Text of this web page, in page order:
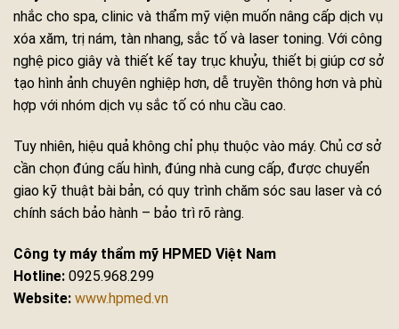
nhắc cho spa, clinic và thẩm mỹ viện muốn nâng cấp dịch vụ
xóa xăm, trị nám, tàn nhang, sắc tố và laser toning. Với công
nghệ pico giây và thiết kế tay trục khuỷu, thiết bị giúp cơ sở
tạo hình ảnh chuyên nghiệp hơn, dễ truyền thông hơn và phù
hợp với nhóm dịch vụ sắc tố có nhu cầu cao.
Tuy nhiên, hiệu quả không chỉ phụ thuộc vào máy. Chủ cơ sở
cần chọn đúng cấu hình, đúng nhà cung cấp, được chuyển
giao kỹ thuật bài bản, có quy trình chăm sóc sau laser và có
chính sách bảo hành – bảo trì rõ ràng.
Công ty máy thẩm mỹ HPMED Việt Nam
Hotline: 0925.968.299
Website: www.hpmed.vn